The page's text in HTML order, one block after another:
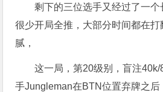
剩下的三位选手又经过了一
很少开局全推，大部分时间都在
腻，
这一局，第20级别，盲注
手Jungleman在BTN位置弃牌之后